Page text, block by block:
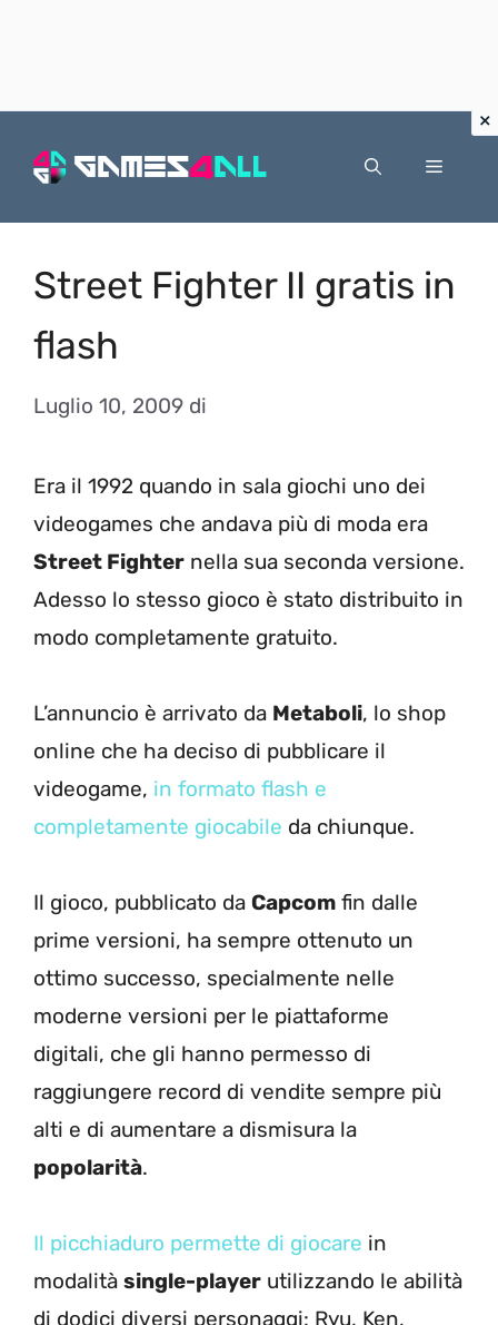
Menu
Street Fighter II gratis in
flash
Luglio 10, 2009 di
Era il 1992 quando in sala giochi uno dei
videogames che andava più di moda era
Street Fighter nella sua seconda versione.
Adesso lo stesso gioco è stato distribuito in
modo completamente gratuito.
L’annuncio è arrivato da Metaboli, lo shop
online che ha deciso di pubblicare il
videogame, in formato flash e
completamente giocabile da chiunque.
Il gioco, pubblicato da Capcom fin dalle
prime versioni, ha sempre ottenuto un
ottimo successo, specialmente nelle
moderne versioni per le piattaforme
digitali, che gli hanno permesso di
raggiungere record di vendite sempre più
alti e di aumentare a dismisura la
popolarità.
Il picchiaduro permette di giocare in
modalità single-player utilizzando le abilità
di dodici diversi personaggi: Ryu, Ken,